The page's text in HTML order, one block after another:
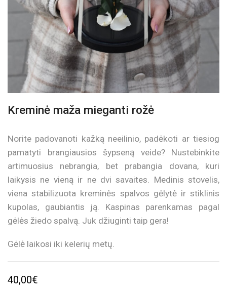
Kreminė maža mieganti rožė
Norite padovanoti kažką neeilinio, padėkoti ar tiesiog
pamatyti brangiausios šypseną veide? Nustebinkite
artimuosius nebrangia, bet prabangia dovana, kuri
laikysis ne vieną ir ne dvi savaites. Medinis stovelis,
viena stabilizuota kreminės spalvos gėlytė ir stiklinis
kupolas, gaubiantis ją. Kaspinas parenkamas pagal
gėlės žiedo spalvą. Juk džiuginti taip gera!
Gėlė laikosi iki kelerių metų.
40,00€